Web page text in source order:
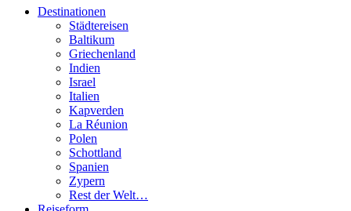
Destinationen
Städtereisen
Baltikum
Griechenland
Indien
Israel
Italien
Kapverden
La Réunion
Polen
Schottland
Spanien
Zypern
Rest der Welt…